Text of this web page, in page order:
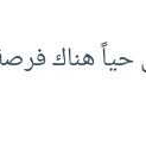
حياً هناك